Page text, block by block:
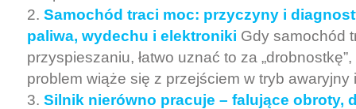
Samochód traci moc: przyczyny i
paliwa, wydechu i elektroniki Gdy samochód
przyspieszaniu, łatwo uznać to za
problem wiąże się z przejściem w tryb awaryjny
Silnik nierówno pracuje – falujące obroty,